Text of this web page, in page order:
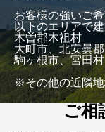
お客様の強いご
以下のエリアで
木曽郡木祖村
大町市、北安曇
駒ヶ根市、宮田村
※その他の近隣
ご相